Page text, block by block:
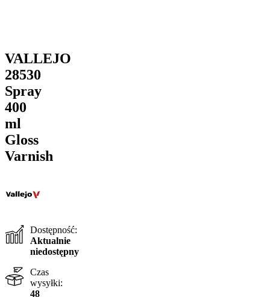
VALLEJO
28530
Spray
400
ml
Gloss
Varnish
Dostępność:
Aktualnie
niedostępny
Czas
wysyłki:
48